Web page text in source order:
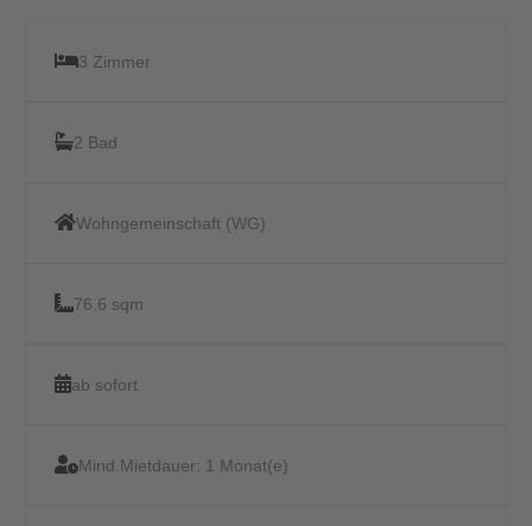
3 Zimmer
2 Bad
Wohngemeinschaft (WG)
76.6 sqm
ab sofort
Mind.Mietdauer: 1 Monat(e)